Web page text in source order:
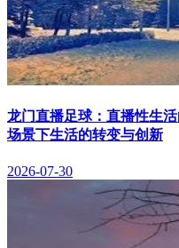
龙门直播足球：直播性生
场景下生活的转变与创新
2026-07-30